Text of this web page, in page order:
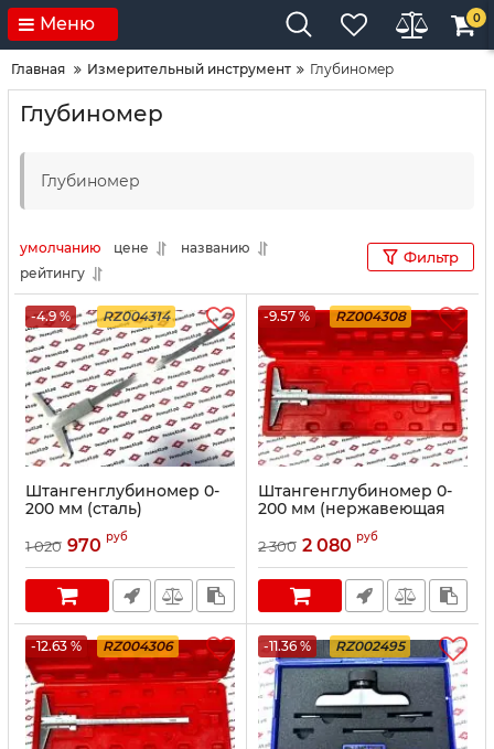
Меню 0
Главная Измерительный инструмент Глубиномер
Глубиномер
Глубиномер
умолчанию цене
названию
рейтингу
Фильтр
-4.9 % RZ004314
Штангенглубиномер 0-
200 мм (сталь)
1 020 970 руб
-9.57 % RZ004308
Штангенглубиномер 0-
200 мм (нержавеющая
2 300 2 080 руб
-12.63 % RZ004306 -11.36 % RZ002495